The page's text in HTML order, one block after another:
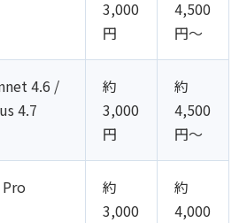
3,000
円
4,500
円〜
4.6 /
4.7
約
3,000
円
約
4,500
円〜
約
3,000
約
4,000